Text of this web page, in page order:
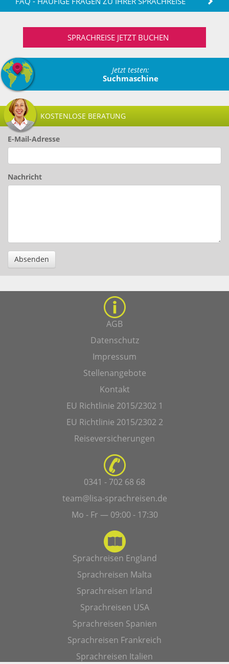
SPRACHREISE JETZT BUCHEN
Jetzt testen:
Suchmaschine
KOSTENLOSE BERATUNG
E-Mail-Adresse
Nachricht
Absenden
AGB
Datenschutz
Impressum
Stellenangebote
Kontakt
EU Richtlinie 2015/2302 1
EU Richtlinie 2015/2302 2
Reiseversicherungen
0341 - 702 68 68
team@lisa-sprachreisen.de
Mo - Fr — 09:00 - 17:30
Sprachreisen England
Sprachreisen Malta
Sprachreisen Irland
Sprachreisen USA
Sprachreisen Spanien
Sprachreisen Frankreich
Sprachreisen Italien